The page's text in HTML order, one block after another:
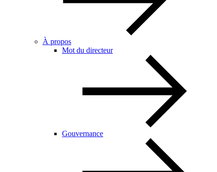
À propos
Mot du directeur
Gouvernance